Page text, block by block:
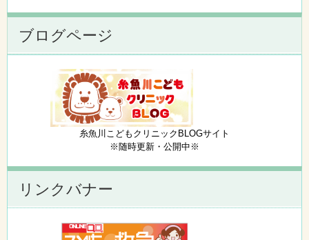
ブログページ
糸魚川こどもクリニックBLOGサイト
※随時更新・公開中※
リンクバナー